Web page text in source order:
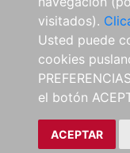
visitados).
Usted puede
cookies
el botón
ACEPTAR